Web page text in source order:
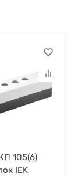
105(6)
IEK